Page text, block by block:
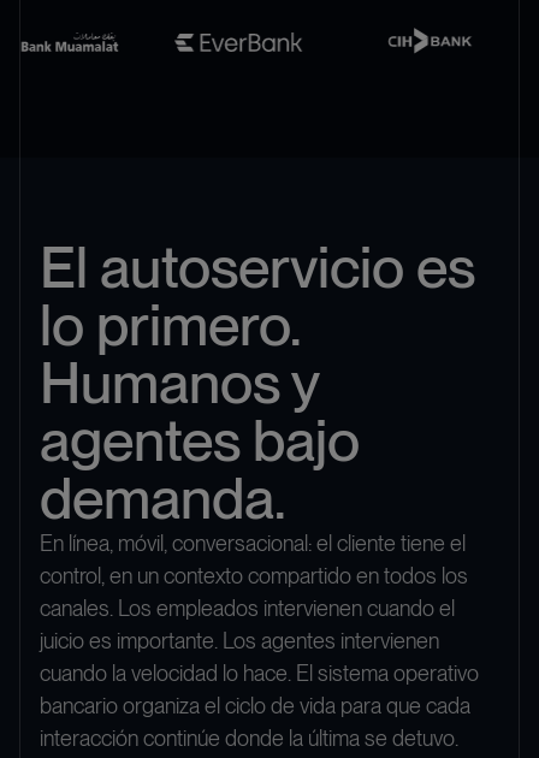
El autoservicio es
lo primero.
Humanos y
agentes bajo
demanda.
En línea, móvil, conversacional: el cliente tiene el
control, en un contexto compartido en todos los
canales. Los empleados intervienen cuando el
juicio es importante. Los agentes intervienen
cuando la velocidad lo hace. El sistema operativo
bancario organiza el ciclo de vida para que cada
interacción continúe donde la última se detuvo.